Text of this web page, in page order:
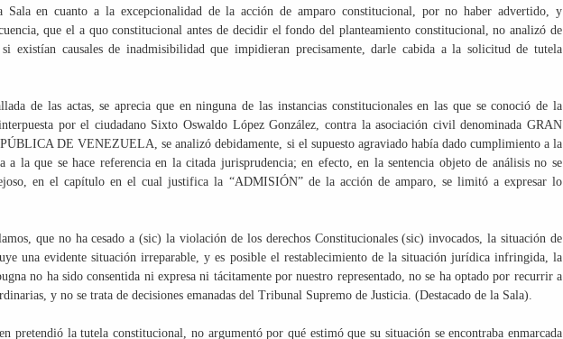
Sala en cuanto a la excepcionalidad de la acción de amparo constitucional, por no haber advertido, y
que el a quo constitucional antes de decidir el fondo del planteamiento constitucional, no analizó de
si existían causales de inadmisibilidad que impidieran precisamente, darle cabida a la solicitud de tutela
de las actas, se aprecia que en ninguna de las instancias constitucionales en las que se conoció de la
por el ciudadano Sixto Oswaldo López González, contra la asociación civil denominada GRAN
DE VENEZUELA, se analizó debidamente, si el supuesto agraviado había dado cumplimiento a la
a la que se hace referencia en la citada jurisprudencia; en efecto, en la sentencia objeto de análisis no se
en el capítulo en el cual justifica la “ADMISIÓN” de la acción de amparo, se limitó a expresar lo
que no ha cesado a (sic) la violación de los derechos Constitucionales (sic) invocados, la situación de
una evidente situación irreparable, y es posible el restablecimiento de la situación jurídica infringida, la
no ha sido consentida ni expresa ni tácitamente por nuestro representado, no se ha optado por recurrir a
y no se trata de decisiones emanadas del Tribunal Supremo de Justicia. (Destacado de la Sala).
pretendió la tutela constitucional, no argumentó por qué estimó que su situación se encontraba enmarcada